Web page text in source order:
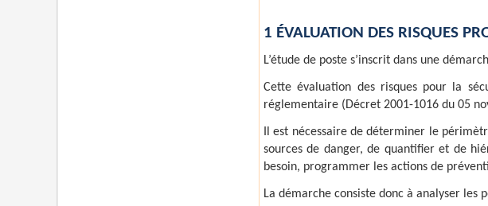
1 ÉVALUATION DES RISQUES
L’étude de poste s’inscrit dans une
Cette évaluation des risques pour la
réglementaire (Décret 2001-1016 du 05
Il est nécessaire de déterminer le
sources de danger, de quantifier et de
besoin, programmer les actions de
La démarche consiste donc à analyser les